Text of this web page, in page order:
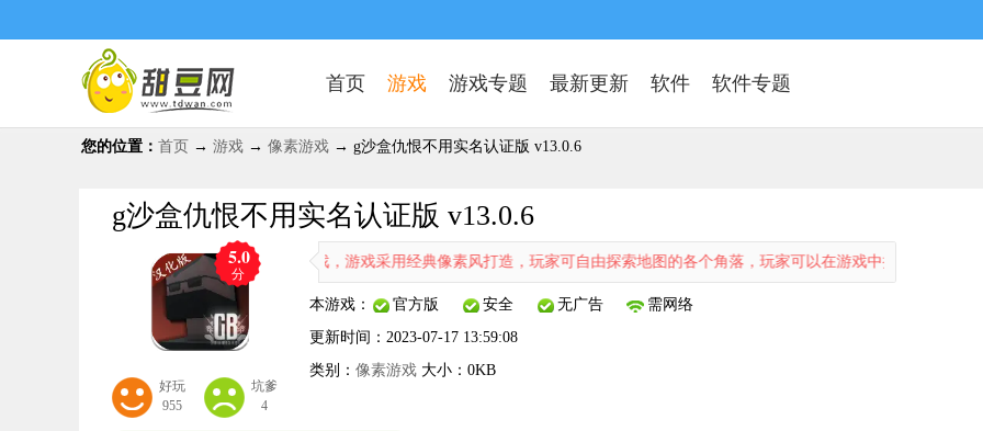
首页 游戏 游戏专题 最新更新 软件 软件专题
您的位置： 首页 → 游戏 → 像素游戏 → g沙盒仇恨不用实名认证版 v13.0.6
g沙盒仇恨不用实名认证版 v13.0.6
5.0
分
好玩
955
坑爹
4
一款备受欢迎的沙盒射击冒险游戏，游戏采用经典像素风打造，玩家可自由探索地图的各个角落，玩家可以在游戏中探索一个自由度极高的
本游戏： 官方版 安全 无广告
需网络
更新时间： 2023-07-17 13:59:08
类别： 像素游戏 大小： 0KB